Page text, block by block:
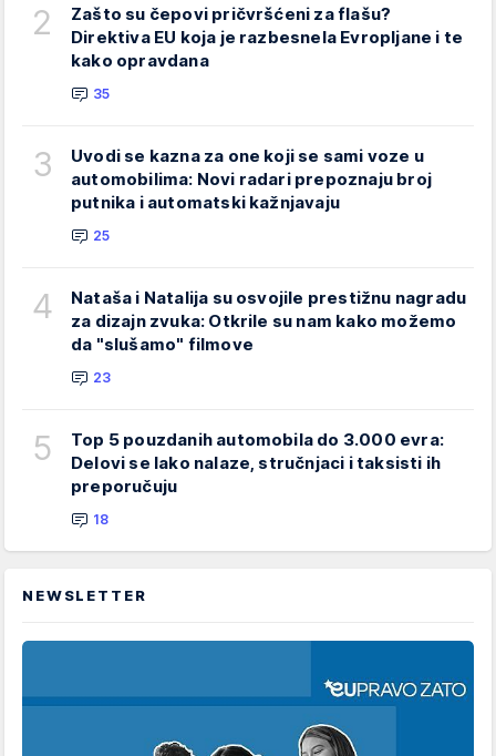
2
Zašto su čepovi pričvršćeni za flašu?
Direktiva EU koja je razbesnela Evropljane i te
kako opravdana
35
3
Uvodi se kazna za one koji se sami voze u
automobilima: Novi radari prepoznaju broj
putnika i automatski kažnjavaju
25
4
Nataša i Natalija su osvojile prestižnu nagradu
za dizajn zvuka: Otkrile su nam kako možemo
da "slušamo" filmove
23
5
Top 5 pouzdanih automobila do 3.000 evra:
Delovi se lako nalaze, stručnjaci i taksisti ih
preporučuju
18
NEWSLETTER